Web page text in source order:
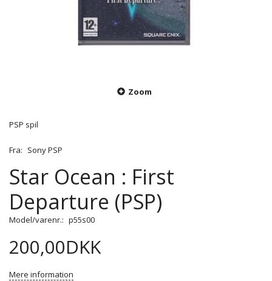
Zoom
PSP spil
Fra: Sony PSP
Star Ocean : First
Departure (PSP)
Model/varenr.: p55s00
200,00DKK
Mere information